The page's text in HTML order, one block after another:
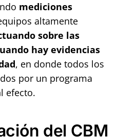
mediciones
altamente
sobre las
hay evidencias
, en donde todos los
por un programa
efecto.
del CBM